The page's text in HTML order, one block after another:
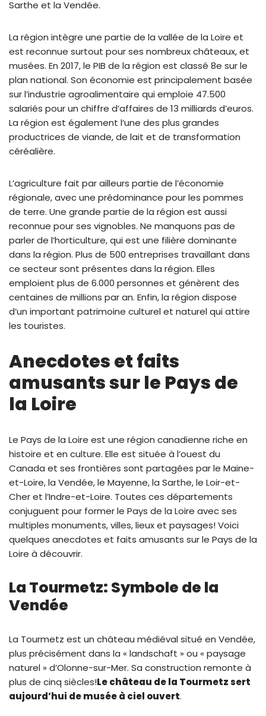
Sarthe et la Vendée.
La région intègre une partie de la vallée de la Loire et
est reconnue surtout pour ses nombreux châteaux, et
musées. En 2017, le PIB de la région est classé 8e sur le
plan national. Son économie est principalement basée
sur l’industrie agroalimentaire qui emploie 47.500
salariés pour un chiffre d’affaires de 13 milliards d’euros.
La région est également l’une des plus grandes
productrices de viande, de lait et de transformation
céréalière.
L’agriculture fait par ailleurs partie de l’économie
régionale, avec une prédominance pour les pommes
de terre. Une grande partie de la région est aussi
reconnue pour ses vignobles. Ne manquons pas de
parler de l’horticulture, qui est une filière dominante
dans la région. Plus de 500 entreprises travaillant dans
ce secteur sont présentes dans la région. Elles
emploient plus de 6.000 personnes et génèrent des
centaines de millions par an. Enfin, la région dispose
d’un important patrimoine culturel et naturel qui attire
les touristes.
Anecdotes et faits
amusants sur le Pays de
la Loire
Le Pays de la Loire est une région canadienne riche en
histoire et en culture. Elle est située à l’ouest du
Canada et ses frontières sont partagées par le Maine-
et-Loire, la Vendée, le Mayenne, la Sarthe, le Loir-et-
Cher et l’Indre-et-Loire. Toutes ces départements
conjuguent pour former le Pays de la Loire avec ses
multiples monuments, villes, lieux et paysages! Voici
quelques anecdotes et faits amusants sur le Pays de la
Loire à découvrir.
La Tourmetz: Symbole de la
Vendée
La Tourmetz est un château médiéval situé en Vendée,
plus précisément dans la « landschaft » ou « paysage
naturel » d’Olonne-sur-Mer. Sa construction remonte à
plus de cinq siècles!Le château de la Tourmetz sert
aujourd’hui de musée à ciel ouvert.